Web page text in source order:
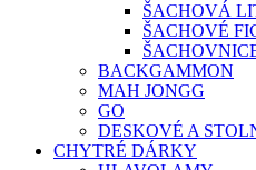
ŠACHOVÁ
ŠACHOVÉ
BACKGAMMON
MAH JONGG
GO
DESKOVÉ A
CHYTRÉ DÁRKY